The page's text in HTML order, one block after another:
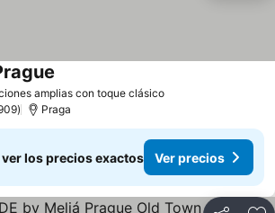
amplias con toque clásico
Praga
los precios exactos Ver precios